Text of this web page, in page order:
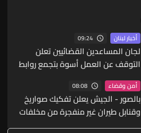
أخبار لبنان 09:24
لجان المساعدين القضائيين تعلن
التوقف عن العمل أسوة بتجمع روابط
القطاع العام
أمن وقضاء 08:08
بالصور - الجيش يعلن تفكيك صواريخ
وقنابل طيران غير منفجرة من مخلفات
العدوان الإسرائيلي